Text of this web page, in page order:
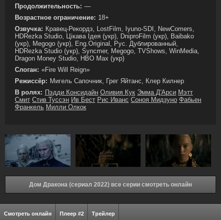
Продолжительность: —
Возрастное ограничение: 18+
Озвучка: Кравец-Рекордз, LostFilm, Iyuno-SDI, NewComers,
HDRezka Studio, Цікава Ідея (укр), DniproFilm (укр), Baibako
(укр), Megogo (укр), Eng.Original, Рус. Дублированный,
HDRezka Studio (укр), Syncmer, Megogo, TVShows, WinMedia,
Dragon Money Studio, HBO Max (укр)
Слоган: «Fire Will Reign»
Режиссёр: Мигель Сапочник, Грег Яйтанс, Клер Килнер
В ролях: Пэдди Консидайн Оливия Кук Эмма Д'Арси Мэтт
Смит Стив Туссэн Ив Бест Рис Иванс Соноя Мидзуно Фабьен
Франкель Милли Олкок
Дом Дракона (сериал 2022) все серии смотреть онлайн
Смотреть онлайн Плеер #2 Трейлер